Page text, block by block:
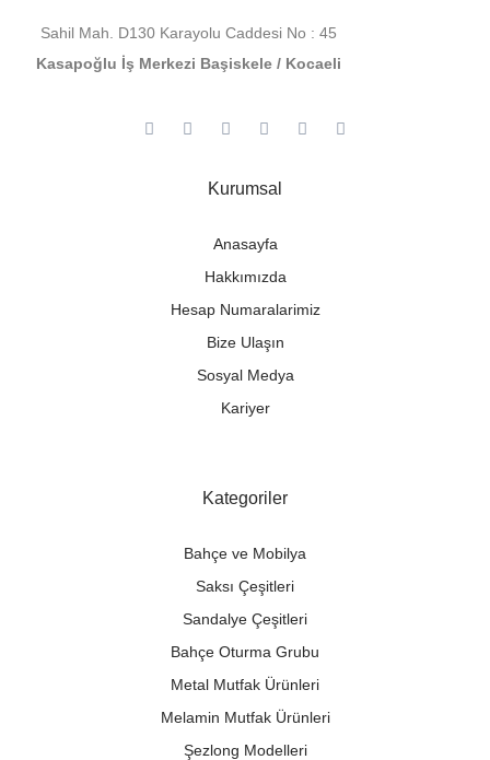
Sahil Mah. D130 Karayolu Caddesi No : 45
Kasapoğlu İş Merkezi Başiskele / Kocaeli
Kurumsal
Anasayfa
Hakkımızda
Hesap Numaralarimiz
Bize Ulaşın
Sosyal Medya
Kariyer
Kategoriler
Bahçe ve Mobilya
Saksı Çeşitleri
Sandalye Çeşitleri
Bahçe Oturma Grubu
Metal Mutfak Ürünleri
Melamin Mutfak Ürünleri
Şezlong Modelleri